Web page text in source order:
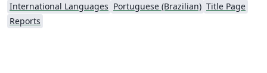
International Languages Portuguese (Brazilian) Title Page
Reports